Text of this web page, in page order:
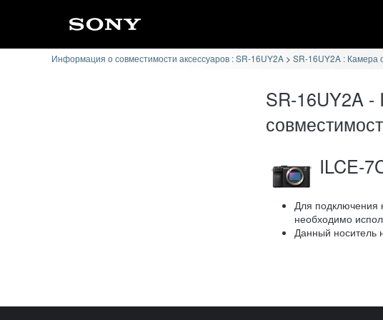
Информация о совместимости аксессуаров : SR-16UY2A SR-16UY2A : Камера
SR-16UY2A
ILCE-
Для подключения
необходимо
Данный носитель